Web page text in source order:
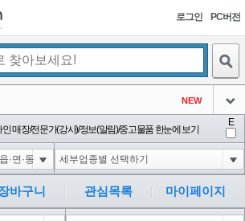
로그인 PC버전
NEW
아이콘
아이콘
delay '0:0:15' --
아이콘
1
delay '0:0:15' -- 1
매장/전문가(강사)/정보(알림)/중고물품 한눈에 보기
E
바구니 관심목록 마이페이지